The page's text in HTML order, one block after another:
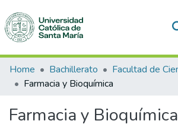
Communities & Collections
All of DSpace
Statistics
Home Bachillerato
Farmacia y Bioquímica
Farmacia y Bioquímica